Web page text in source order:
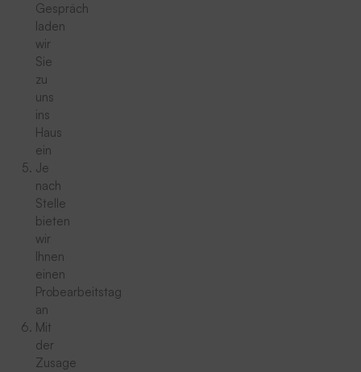
Gespräch
laden
wir
Sie
zu
uns
ins
Haus
ein
Je
nach
Stelle
bieten
wir
Ihnen
einen
Probearbeitstag
an
Mit
der
Zusage